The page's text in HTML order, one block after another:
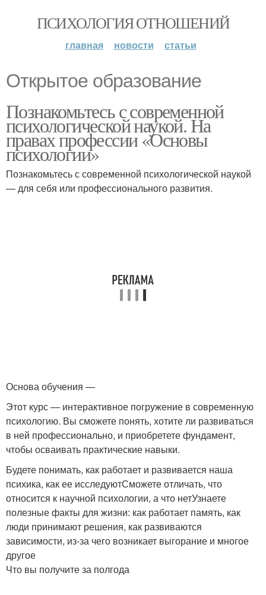
ПСИХОЛОГИЯ ОТНОШЕНИЙ
главная новости статьи
Открытое образование
Познакомьтесь с современной
психологической наукой. На
правах профессии «Основы
психологии»
Познакомьтесь с современной психологической наукой
— для себя или профессионального развития.
Основа обучения —
Этот курс — интерактивное погружение в современную
психологию. Вы сможете понять, хотите ли развиваться
в ней профессионально, и приобретете фундамент,
чтобы осваивать практические навыки.
Будете понимать, как работает и развивается наша
психика, как ее исследуютСможете отличать, что
относится к научной психологии, а что нетУзнаете
полезные факты для жизни: как работает память, как
люди принимают решения, как развиваются
зависимости, из-за чего возникает выгорание и многое
другое
Что вы получите за полгода